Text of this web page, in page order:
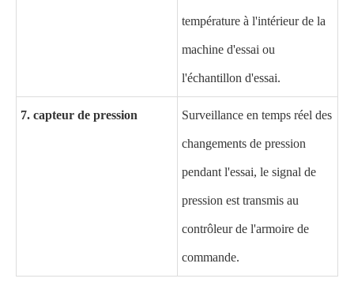
température à l'intérieur de la
machine d'essai ou
l'échantillon d'essai.
7. capteur de pression Surveillance en temps réel des
changements de pression
pendant l'essai, le signal de
pression est transmis au
contrôleur de l'armoire de
commande.